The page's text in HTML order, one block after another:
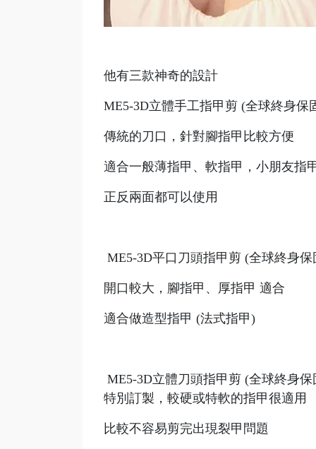
他有三款神奇的設計
ME5-3D立體手工指甲剪 (全球終身保
傳統的刀口，針對腳指甲比較方便
適合一般薄指甲、軟指甲，小朋友指
正反兩面都可以使用
ME5-3D平口刀頭指甲剪 (全球終身
開口較大，腳指甲、厚指甲 適合
適合做造型指甲 (法式指甲)
ME5-3D立體刀頭指甲剪 (全球終身
特別訂製，較硬或特軟的指甲很適用
比較不容易剪完出現裂甲問題